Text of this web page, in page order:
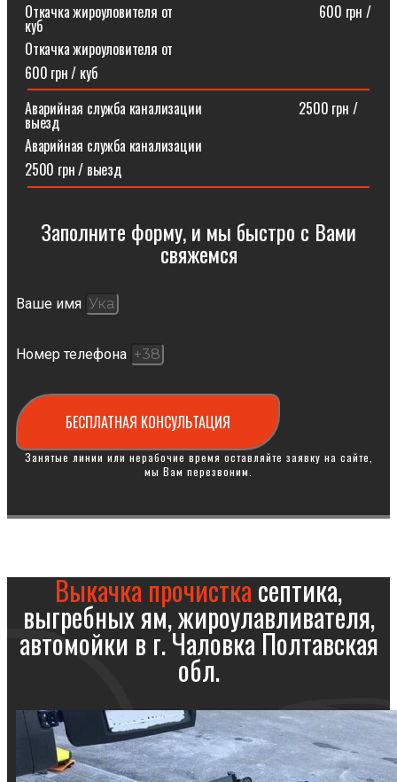
Откачка жироуловителя от⠀⠀⠀⠀⠀⠀⠀⠀⠀⠀⠀⠀⠀⠀600 грн /
куб
Откачка жироуловителя от
600 грн / куб
Аварийная служба канализации ⠀⠀⠀⠀⠀⠀⠀⠀⠀2500 грн /
выезд
Аварийная служба канализации
2500 грн / выезд
Заполните форму, и мы быстро с Вами
свяжемся​
Ваше имя
Номер телефона
БЕСПЛАТНАЯ КОНСУЛЬТАЦИЯ
Занятые линии или нерабочие время оставляйте заявку на сайте,
мы Вам перезвоним.
Выкачка прочисткасептика,
выгребных ям, жироулавливателя,
автомойки в г. Чаловка Полтавская
обл.